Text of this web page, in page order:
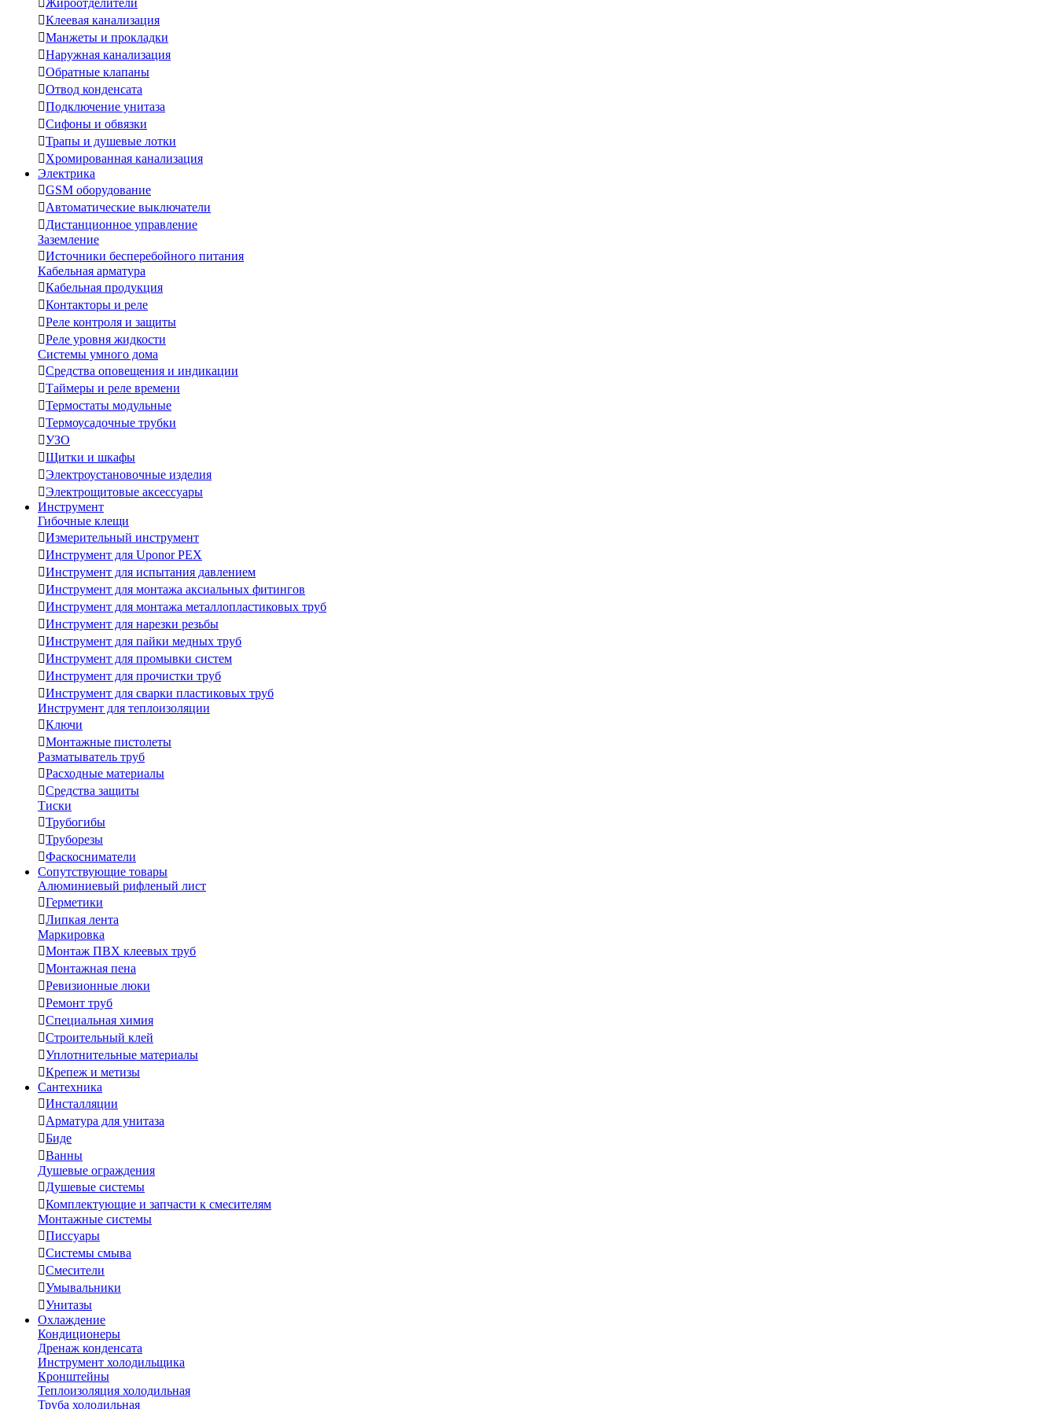
Жироотделители
Клеевая канализация
Манжеты и прокладки
Наружная канализация
Обратные клапаны
Отвод конденсата
Подключение унитаза
Сифоны и обвязки
Трапы и душевые лотки
Хромированная канализация
Электрика
GSM оборудование
Автоматические выключатели
Дистанционное управление
Заземление
Источники бесперебойного питания
Кабельная арматура
Кабельная продукция
Контакторы и реле
Реле контроля и защиты
Реле уровня жидкости
Системы умного дома
Средства оповещения и индикации
Таймеры и реле времени
Термостаты модульные
Термоусадочные трубки
УЗО
Щитки и шкафы
Электроустановочные изделия
Электрощитовые аксессуары
Инструмент
Гибочные клещи
Измерительный инструмент
Инструмент для Uponor PEX
Инструмент для испытания давлением
Инструмент для монтажа аксиальных фитингов
Инструмент для монтажа металлопластиковых труб
Инструмент для нарезки резьбы
Инструмент для пайки медных труб
Инструмент для промывки систем
Инструмент для прочистки труб
Инструмент для сварки пластиковых труб
Инструмент для теплоизоляции
Ключи
Монтажные пистолеты
Разматыватель труб
Расходные материалы
Средства защиты
Тиски
Трубогибы
Труборезы
Фаскосниматели
Сопутствующие товары
Алюминиевый рифленый лист
Герметики
Липкая лента
Маркировка
Монтаж ПВХ клеевых труб
Монтажная пена
Ревизионные люки
Ремонт труб
Специальная химия
Строительный клей
Уплотнительные материалы
Крепеж и метизы
Сантехника
Инсталляции
Арматура для унитаза
Биде
Ванны
Душевые ограждения
Душевые системы
Комплектующие и запчасти к смесителям
Монтажные системы
Писсуары
Системы смыва
Смесители
Умывальники
Унитазы
Охлаждение
Кондиционеры
Дренаж конденсата
Инструмент холодильщика
Кронштейны
Теплоизоляция холодильная
Труба холодильная